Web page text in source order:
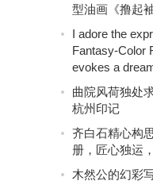
型油画《撸起
I adore the
Fantasy-Color
evokes a
曲院风荷独处
杭州印记
齐白石精心构
册，匠心独运
木然公的幻彩